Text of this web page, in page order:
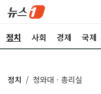
정치 사회 경제 국제
정치 청와대ㆍ총리실